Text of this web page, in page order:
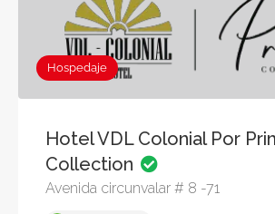
Hospedaje
Hotel VDL Colonial Por
Collection
Avenida circunvalar # 8 -71